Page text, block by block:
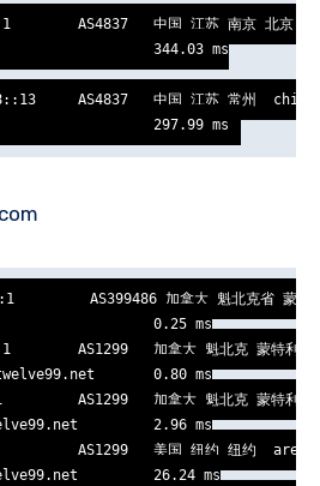
AS4837   中国 江苏 南京 北京-江
344.03 ms
AS4837   中国 江苏 常州
297.99 ms
AS399486 加拿大 魁北克省 蒙
0.25 ms
AS1299   加拿大 魁北克 蒙特利
0.80 ms
AS1299   加拿大 魁北克 蒙特利
2.96 ms
AS1299   美国 纽约 纽约
26.24 ms